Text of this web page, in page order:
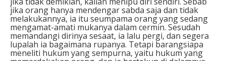
jika orang hanya mendengar sabda saja dan tidak
melakukannya, ia itu seumpama orang yang sedang
mengamat-amati mukanya dalam cermin. Sesudah
memandangi dirinya sesaat, ia lalu pergi, dan segera
lupalah ia bagaimana rupanya. Tetapi barangsiapa
meneliti hukum yang sempurna, yaitu hukum yang